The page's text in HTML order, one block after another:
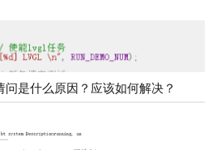
是什么原因？应该如何解决？